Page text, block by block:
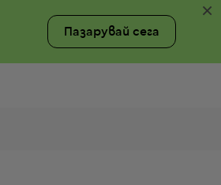
Пазарувай сега
×